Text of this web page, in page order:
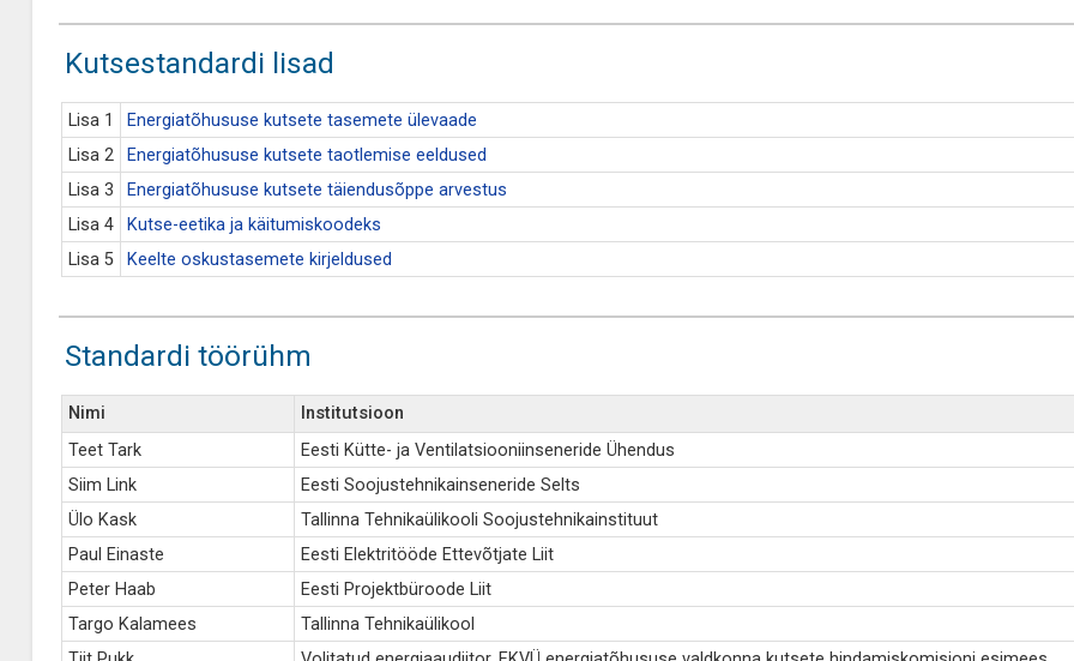
Kutsestandardi lisad
Lisa 1
Energiatõhususe kutsete tasemete ülevaade
Lisa 2
Energiatõhususe kutsete taotlemise eeldused
Lisa 3
Energiatõhususe kutsete täiendusõppe arvestus
Lisa 4
Kutse-eetika ja käitumiskoodeks
Lisa 5
Keelte oskustasemete kirjeldused
Standardi töörühm
Nimi
Institutsioon
Teet Tark
Eesti Kütte- ja Ventilatsiooniinseneride Ühendus
Siim Link
Eesti Soojustehnikainseneride Selts
Ülo Kask
Tallinna Tehnikaülikooli Soojustehnikainstituut
Paul Einaste
Eesti Elektritööde Ettevõtjate Liit
Peter Haab
Eesti Projektbüroode Liit
Targo Kalamees
Tallinna Tehnikaülikool